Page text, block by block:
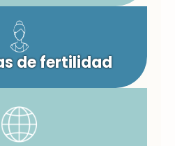
de fertilidad